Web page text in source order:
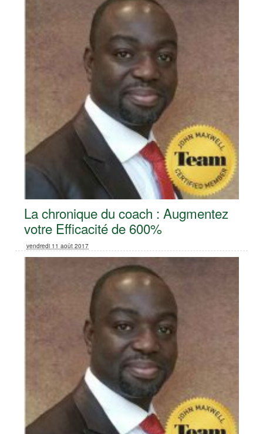
La chronique du coach : Augmentez
votre Efficacité de 600%
vendredi 11 août 2017